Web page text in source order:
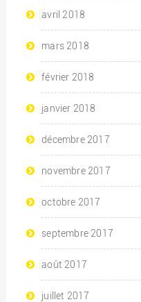
avril 2018
mars 2018
février 2018
janvier 2018
décembre 2017
novembre 2017
octobre 2017
septembre 2017
août 2017
juillet 2017